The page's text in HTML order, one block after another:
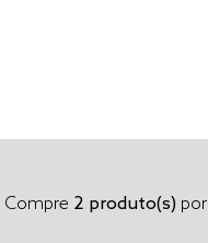
Compre 2 produto(s)por